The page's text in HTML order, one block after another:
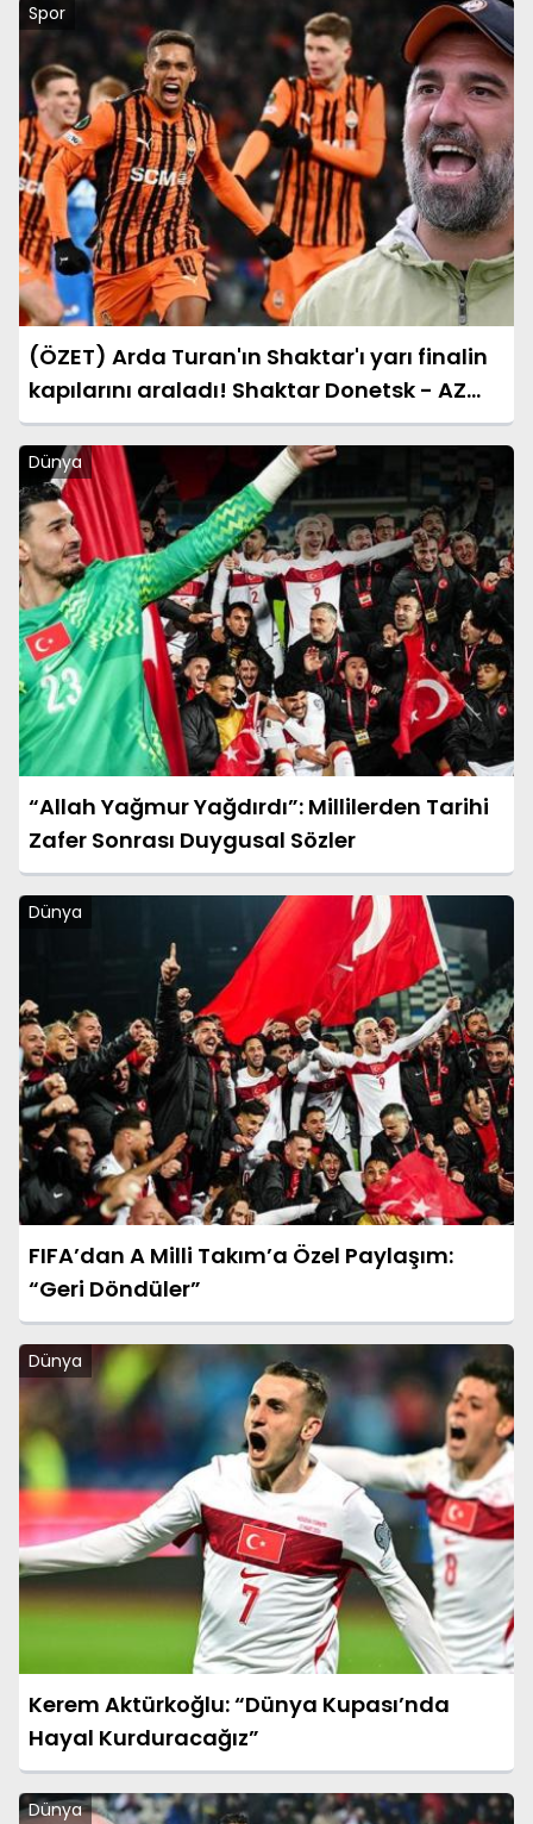
Spor
(ÖZET) Arda Turan'ın Shaktar'ı yarı finalin
kapılarını araladı! Shaktar Donetsk - AZ
Alkmaar maçı sonucu: 3-0 (UEFA
Konferans Ligi)
Dünya
“Allah Yağmur Yağdırdı”: Millilerden Tarihi
Zafer Sonrası Duygusal Sözler
Dünya
FIFA’dan A Milli Takım’a Özel Paylaşım:
“Geri Döndüler”
Dünya
Kerem Aktürkoğlu: “Dünya Kupası’nda
Hayal Kurduracağız”
Dünya